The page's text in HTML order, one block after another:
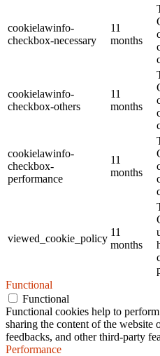
cookielawinfo-
checkbox-necessary
11
months
cookielawinfo-
checkbox-others
11
months
cookielawinfo-
checkbox-
performance
11
months
viewed_cookie_policy
11
months
Functional
Functional
Functional cookies help to
sharing the content of the website
feedbacks, and other third-party
Performance